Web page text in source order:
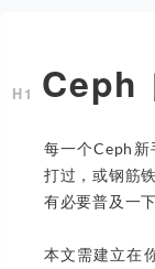
Ceph
每一个Ceph新
打过，或钢筋
有必要普及一
本文需建立在